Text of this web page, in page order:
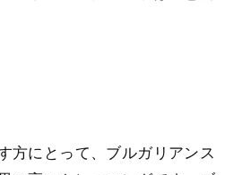
方にとって、ブルガリアンス